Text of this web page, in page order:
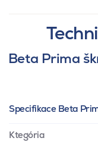
Beta Prima
Specifikace Beta
Ktegória